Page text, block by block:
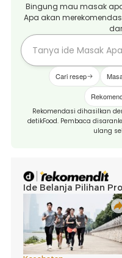
Bingung mau masak
Apa akan
Cari resep
Rekomendasi dihasilkan
detikFood. Pembaca
ulang